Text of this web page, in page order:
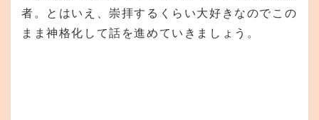
者。とはいえ、崇拝するくらい大好きなのでこの
まま神格化して話を進めていきましょう。